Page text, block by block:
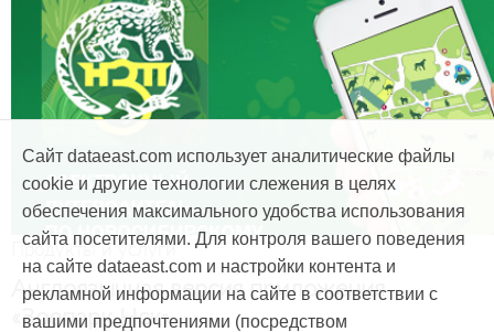
Продукты и услуги
Англоязычная версия приложения
«Зоопарк Нск»
Сайт dataeast.com использует аналитические файлы
cookie и другие технологии слежения в целях
обеспечения максимального удобства использования
сайта посетителями. Для контроля вашего поведения
на сайте dataeast.com и настройки контента и
рекламной информации на сайте в соответствии с
вашими предпочтениями (посредством